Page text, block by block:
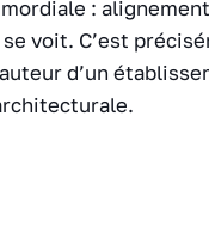
:
voit. C’est
d’un